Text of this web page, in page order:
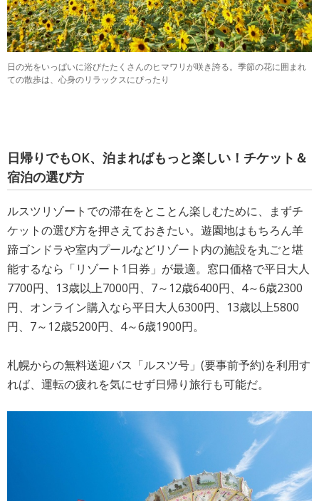
日の光をいっぱいに浴びたたくさんのヒマワリが咲き誇る。季節の花に囲まれ
ての散歩は、心身のリラックスにぴったり
日帰りでもOK、泊まればもっと楽しい！チケット＆
宿泊の選び方
ルスツリゾートでの滞在をとことん楽しむために、まずチ
ケットの選び方を押さえておきたい。遊園地はもちろん羊
蹄ゴンドラや室内プールなどリゾート内の施設を丸ごと堪
能するなら「リゾート1日券」が最適。窓口価格で平日大人
7700円、13歳以上7000円、7～12歳6400円、4～6歳2300
円、オンライン購入なら平日大人6300円、13歳以上5800
円、7～12歳5200円、4～6歳1900円。
札幌からの無料送迎バス「ルスツ号」(要事前予約)を利用す
れば、運転の疲れを気にせず日帰り旅行も可能だ。